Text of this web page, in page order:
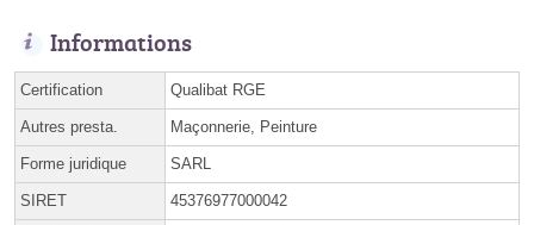
Informations
Certification Qualibat RGE
Autres presta. Maçonnerie, Peinture
Forme juridique SARL
SIRET 45376977000042